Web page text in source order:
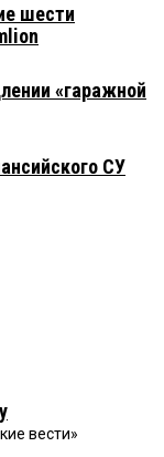
шести
«гаражной
СУ
вести»